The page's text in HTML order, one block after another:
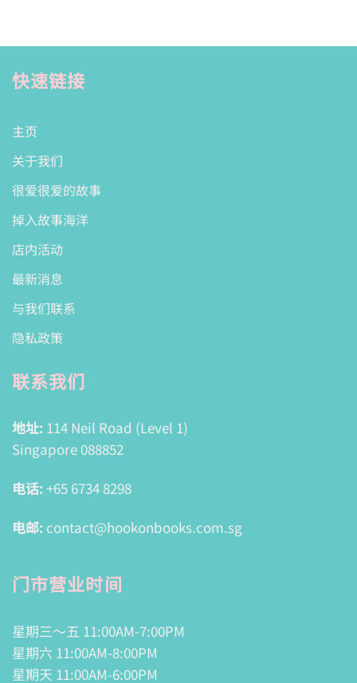
快速链接
主页
关于我们
很爱很爱的故事
掉入故事海洋
店内活动
最新消息
与我们联系
隐私政策
联系我们
地址: 114 Neil Road (Level 1)
Singapore 088852
电话: +65 6734 8298
电邮: contact@hookonbooks.com.sg
门市营业时间
星期三～五 11:00AM-7:00PM
星期六 11:00AM-8:00PM
星期天 11:00AM-6:00PM